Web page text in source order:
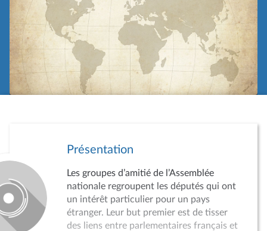
Présentation
Les groupes d’amitié de l’Assemblée
nationale regroupent les députés qui ont
un intérêt particulier pour un pays
étranger. Leur but premier est de tisser
des liens entre parlementaires français et